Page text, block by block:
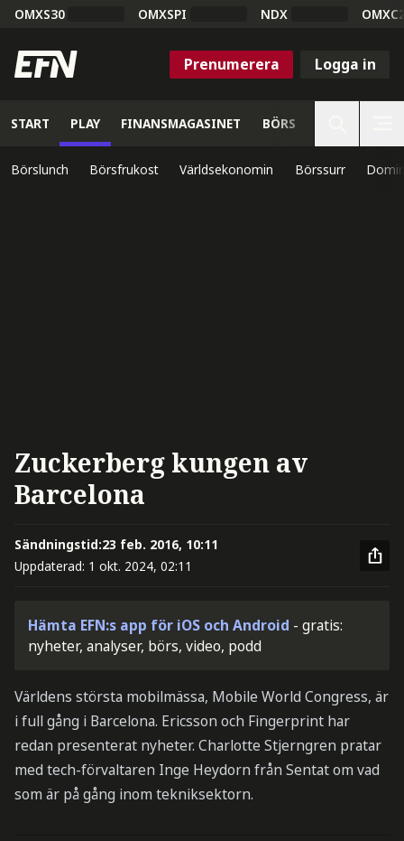
OMXS30 OMXSPI NDX
Prenumerera Logga in
START PLAY FINANSMAGASINET BÖRS
Börslunch Börsfrukost Världsekonomin Börssurr
Zuckerberg kungen av
Barcelona
Sändningstid:23 feb. 2016, 10:11
Uppdaterad: 1 okt. 2024, 02:11
Hämta EFN:s app för iOS och Android - gratis:
nyheter, analyser, börs, video, podd
Världens största mobilmässa, Mobile World Congress, är
i full gång i Barcelona. Ericsson och Fingerprint har
redan presenterat nyheter. Charlotte Stjerngren pratar
med tech-förvaltaren Inge Heydorn från Sentat om vad
som är på gång inom tekniksektorn.